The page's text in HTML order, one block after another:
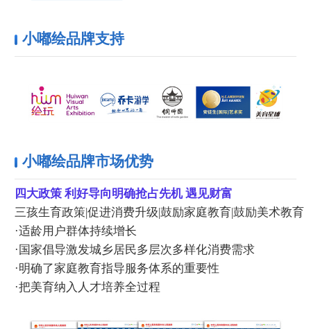
小嘟绘品牌支持
小嘟绘品牌市场优势
四大政策 利好导向明确抢占先机 遇见财富
三孩生育政策|促进消费升级|鼓励家庭教育|鼓励美术教育
·适龄用户群体持续增长
·国家倡导激发城乡居民多层次多样化消费需求
·明确了家庭教育指导服务体系的重要性
·把美育纳入人才培养全过程